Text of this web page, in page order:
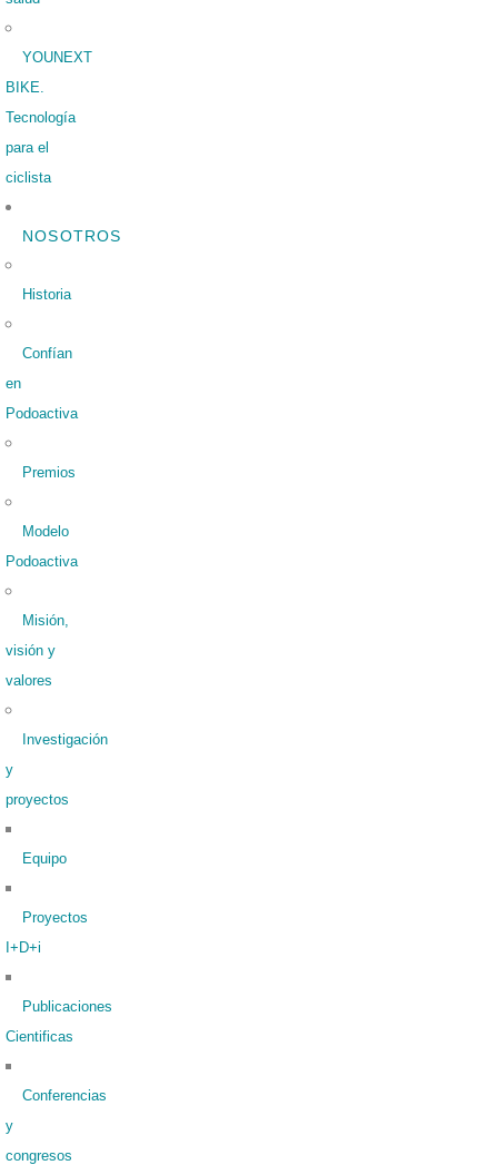
YOUNEXT
BIKE.
Tecnología
para el
ciclista
NOSOTROS
Historia
Confían
en
Podoactiva
Premios
Modelo
Podoactiva
Misión,
visión y
valores
Investigación
y
proyectos
Equipo
Proyectos
I+D+i
Publicaciones
Cientificas
Conferencias
y
congresos